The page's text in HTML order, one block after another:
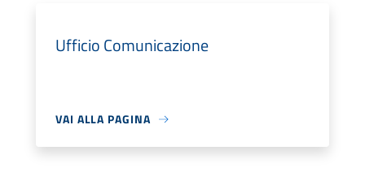
Ufficio Comunicazione
VAI ALLA PAGINA